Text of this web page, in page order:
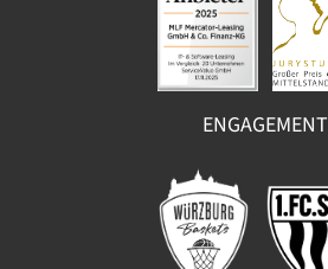
ENGAGEMENT